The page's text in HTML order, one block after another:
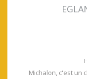
Michalon, c'est un